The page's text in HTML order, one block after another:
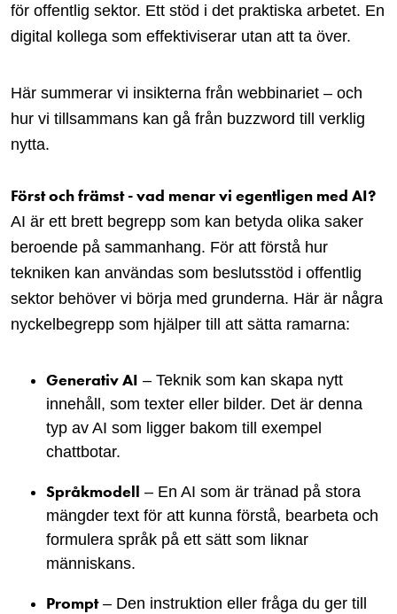
för offentlig sektor. Ett stöd i det praktiska arbetet. En
digital kollega som effektiviserar utan att ta över.
Här summerar vi insikterna från webbinariet – och
hur vi tillsammans kan gå från buzzword till verklig
nytta.
Först och främst - vad menar vi egentligen med AI?
AI är ett brett begrepp som kan betyda olika saker
beroende på sammanhang. För att förstå hur
tekniken kan användas som beslutsstöd i offentlig
sektor behöver vi börja med grunderna. Här är några
nyckelbegrepp som hjälper till att sätta ramarna:
Generativ AI – Teknik som kan skapa nytt
innehåll, som texter eller bilder. Det är denna
typ av AI som ligger bakom till exempel
chattbotar.
Språkmodell – En AI som är tränad på stora
mängder text för att kunna förstå, bearbeta och
formulera språk på ett sätt som liknar
människans.
Prompt– Den instruktion eller fråga du ger till